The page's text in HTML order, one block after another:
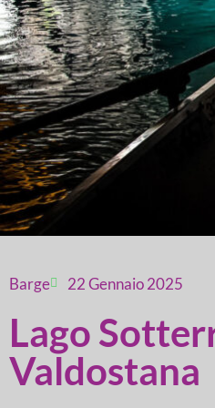
Barge 22 Gennaio 2025
Lago
Valdostana